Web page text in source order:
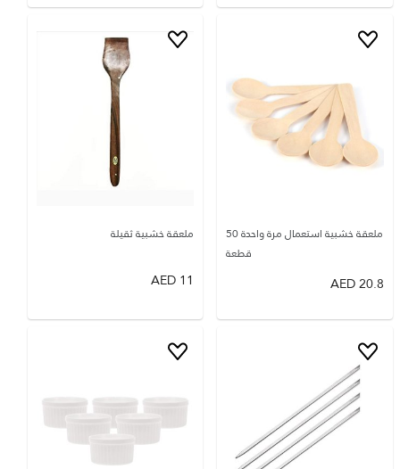
ملعقة خشبية استعمال مرة واحدة 50
قطعة
20.8
AED
ملعقة خشبية ثقيلة
11
AED